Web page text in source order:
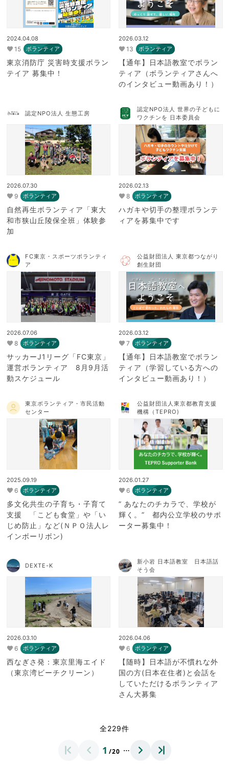
2024.04.08
15 ボランティア
東京消防庁 災害時支援ボラン
テイア 募集中！
2026.03.12
13 ボランティア
【通年】日本語教室でボラン
ティア（ボランティアさんへ
のインタビュー動画あり！）
認定NPO法人 生態工房
2026.07.30
9 ボランティア
自然再生ボランティア「東大
和市狭山丘陵保全班」体験参
加
認定NPO法人 世界の子どもに
ワクチンを 日本委員会
2026.02.13
8 ボランティア
ハガキや切手の整理ボランテ
ィアを募集中です
FC東京・スポーツボランティ
ア
2026.07.06
8 ボランティア
サッカーJ1リーグ「FC東京」
運営ボランティア 8月9月活
動スケジュール
公益財団法人 東京都つながり
創生財団
2026.03.12
7 ボランティア
【通年】日本語教室でボラン
ティア（学習している方への
インタビュー動画あり！）
東京ボランティア・市民活動
センター
2025.09.19
6 ボランティア
多文化共生の子育ち・子育て
支援 「こども食堂」や「い
じめ防止」など(ＮＰＯ法人レ
インボーリボン)
公益財団法人東京都教育支援
機構（TEPRO)
2026.01.27
6 ボランティア
” あなたのチカラで、学校が
輝く。” 都内公立学校のサポ
ーター募集中！
DEXTE-K
2026.03.10
6 ボランティア
西なぎさ発：東京里海エイド
（東京湾ビーチクリーン）
新小岩 日本語教室 日本語話
そう会
2026.04.06
6 ボランティア
【随時】日本語が不慣れな外
国の方(日本在住者)と会話を
していただけるボランティア
さん大募集
全229件
1 /20 …